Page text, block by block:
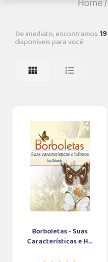
De imediato, encontramos 19
disponíveis para você
Borboletas - Suas
Características e H...